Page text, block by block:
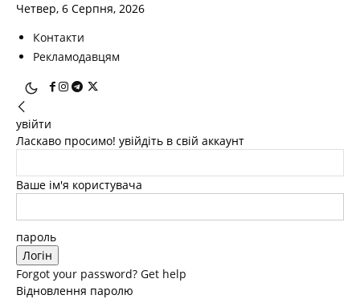
Четвер, 6 Серпня, 2026
Контакти
Рекламодавцям
увійти
Ласкаво просимо! увійдіть в свій аккаунт
Ваше ім'я користувача
пароль
Forgot your password? Get help
Відновлення паролю